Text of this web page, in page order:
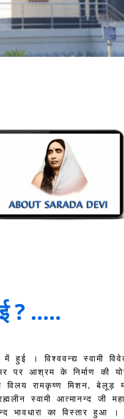
? .....
हुई । विश्ववन्द्य स्वामी
पर आश्रम के निर्माण
विलय रामकृष्ण मिशन,
स्वामी आत्मानन्द जी
का विस्तार हुआ ।